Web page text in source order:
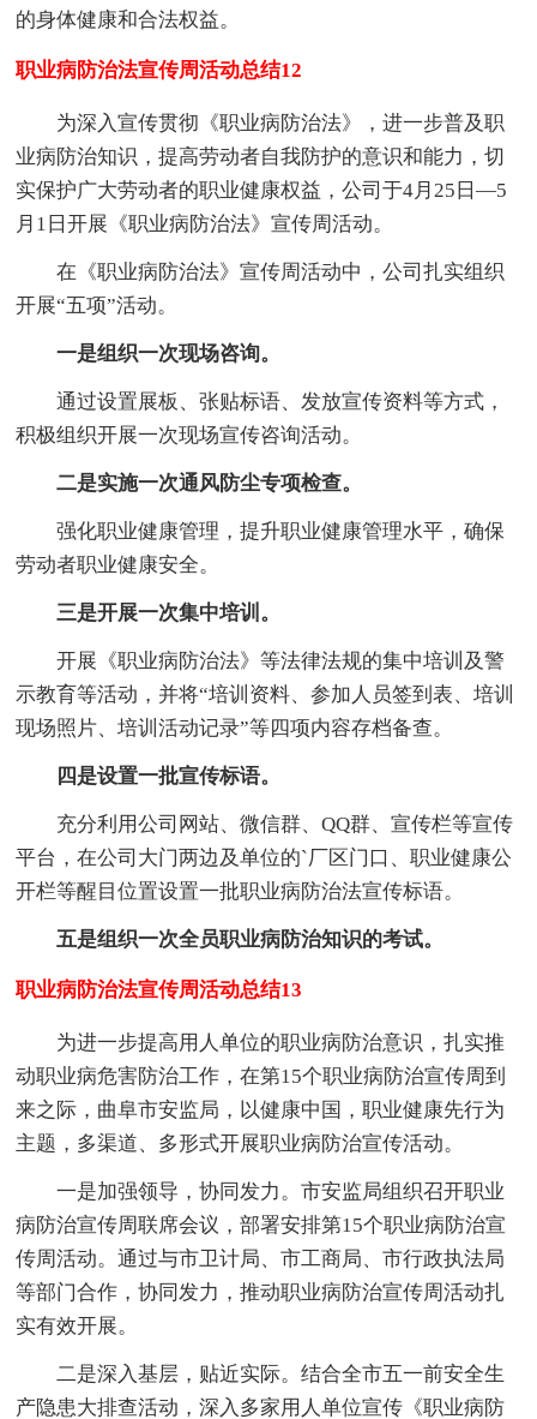
的身体健康和合法权益。
职业病防治法宣传周活动总结12
为深入宣传贯彻《职业病防治法》，进一步普及职
业病防治知识，提高劳动者自我防护的意识和能力，切
实保护广大劳动者的职业健康权益，公司于4月25日—5
月1日开展《职业病防治法》宣传周活动。
在《职业病防治法》宣传周活动中，公司扎实组织
开展“五项”活动。
一是组织一次现场咨询。
通过设置展板、张贴标语、发放宣传资料等方式，
积极组织开展一次现场宣传咨询活动。
二是实施一次通风防尘专项检查。
强化职业健康管理，提升职业健康管理水平，确保
劳动者职业健康安全。
三是开展一次集中培训。
开展《职业病防治法》等法律法规的集中培训及警
示教育等活动，并将“培训资料、参加人员签到表、培训
现场照片、培训活动记录”等四项内容存档备查。
四是设置一批宣传标语。
充分利用公司网站、微信群、QQ群、宣传栏等宣传
平台，在公司大门两边及单位的`厂区门口、职业健康公
开栏等醒目位置设置一批职业病防治法宣传标语。
五是组织一次全员职业病防治知识的考试。
职业病防治法宣传周活动总结13
为进一步提高用人单位的职业病防治意识，扎实推
动职业病危害防治工作，在第15个职业病防治宣传周到
来之际，曲阜市安监局，以健康中国，职业健康先行为
主题，多渠道、多形式开展职业病防治宣传活动。
一是加强领导，协同发力。市安监局组织召开职业
病防治宣传周联席会议，部署安排第15个职业病防治宣
传周活动。通过与市卫计局、市工商局、市行政执法局
等部门合作，协同发力，推动职业病防治宣传周活动扎
实有效开展。
二是深入基层，贴近实际。结合全市五一前安全生
产隐患大排查活动，深入多家用人单位宣传《职业病防